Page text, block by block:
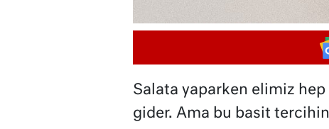
Salata yaparken elimiz hep
gider. Ama bu basit